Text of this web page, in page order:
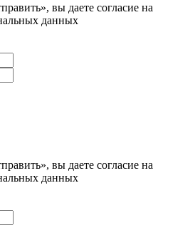
вы даете согласие на
данных
вы даете согласие на
данных